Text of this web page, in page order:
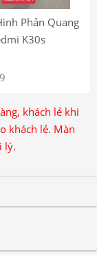
Phản Quang
K30s
khách lẻ khi
khách lẻ. Màn
lý.